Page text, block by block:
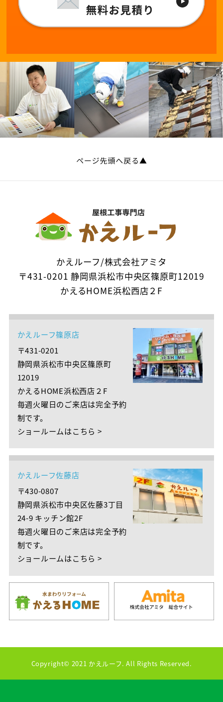
かえルーフ/株式会社アミタ
〒431-0201 静岡県浜松市中央区篠原町12019
かえるHOME浜松西店２F
かえルーフ篠原店
〒431-0201
静岡県浜松市中央区篠原町
12019
かえるHOME浜松西店２F
毎週火曜日のご来店は完全予約
制です。
ショールームはこちら >
かえルーフ佐藤店
〒430-0807
静岡県浜松市中央区佐藤3丁目
24-9 キッチン館2F
毎週火曜日のご来店は完全予約
制です。
ショールームはこちら >
Copyright© 2021 かえルーフ. All Rights Reserved.